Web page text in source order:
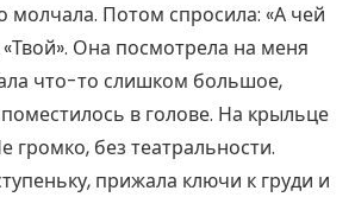
молчала. Потом спросила: «А чей
«Твой». Она посмотрела на меня
что-то слишком большое,
в голове. На крыльце
громко, без театральности.
прижала ключи к груди и